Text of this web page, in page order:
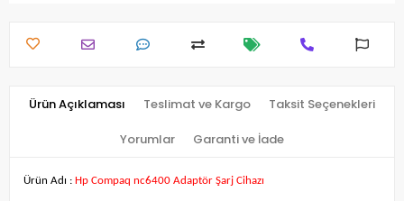
Ürün Açıklaması Teslimat ve Kargo Taksit Seçenekleri
Yorumlar Garanti ve İade
Ürün Adı : Hp Compaq nc6400 Adaptör Şarj Cihazı